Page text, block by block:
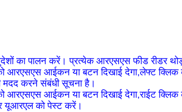
का पालन करें। प्रत्‍येक आरएसएस फीड रीडर थोड़ा
आरएसएस आईकन या बटन दिखाई देगा,लेफ्ट
करने संबंधी सूचना है।
आरएसएस आईकन या बटन दिखाई देगा,राईट
यूआरएल को पेस्‍ट करें।